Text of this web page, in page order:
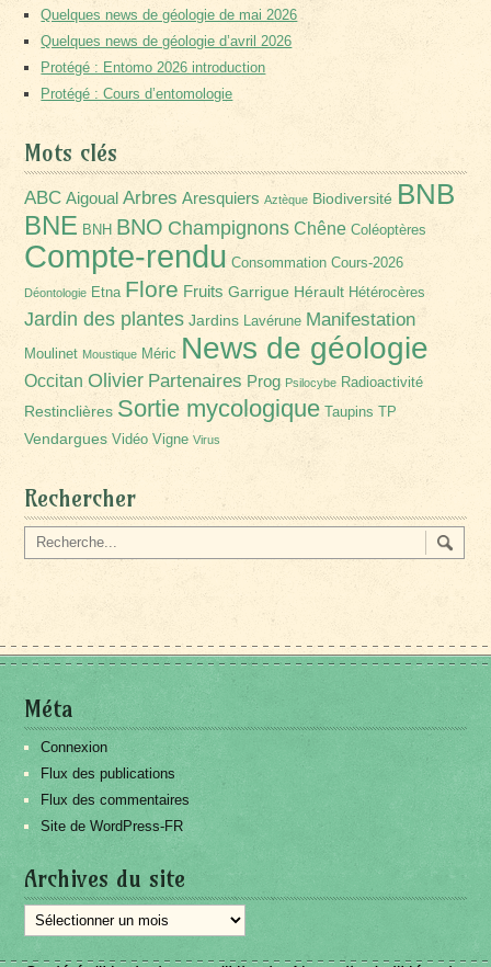
Quelques news de géologie de mai 2026
Quelques news de géologie d’avril 2026
Protégé : Entomo 2026 introduction
Protégé : Cours d’entomologie
Mots clés
ABC Aigoual Arbres Aresquiers Aztèque Biodiversité BNB
BNE BNH BNO Champignons Chêne Coléoptères
Compte-rendu Consommation Cours-2026
Déontologie Etna Flore Fruits Garrigue Hérault Hétérocères
Jardin des plantes Jardins Lavérune Manifestation
Moulinet Moustique Méric News de géologie
Occitan Olivier Partenaires Prog Psilocybe Radioactivité
Restinclières Sortie mycologique Taupins TP
Vendargues Vidéo Vigne Virus
Rechercher
Méta
Connexion
Flux des publications
Flux des commentaires
Site de WordPress-FR
Archives du site
Archives
du